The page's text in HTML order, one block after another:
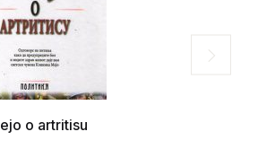
o artritisu